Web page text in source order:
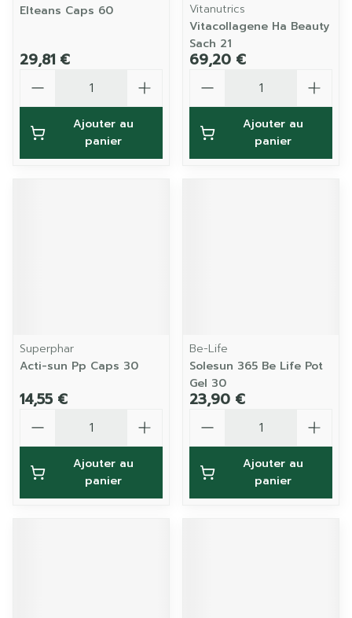
Elteans Caps 60
29,81 €
Ajouter au
panier
Vitanutrics
Vitacollagene Ha Beauty
Sach 21
69,20 €
Ajouter au
panier
Superphar
Acti-sun Pp Caps 30
14,55 €
Ajouter au
panier
Be-Life
Solesun 365 Be Life Pot
Gel 30
23,90 €
Ajouter au
panier